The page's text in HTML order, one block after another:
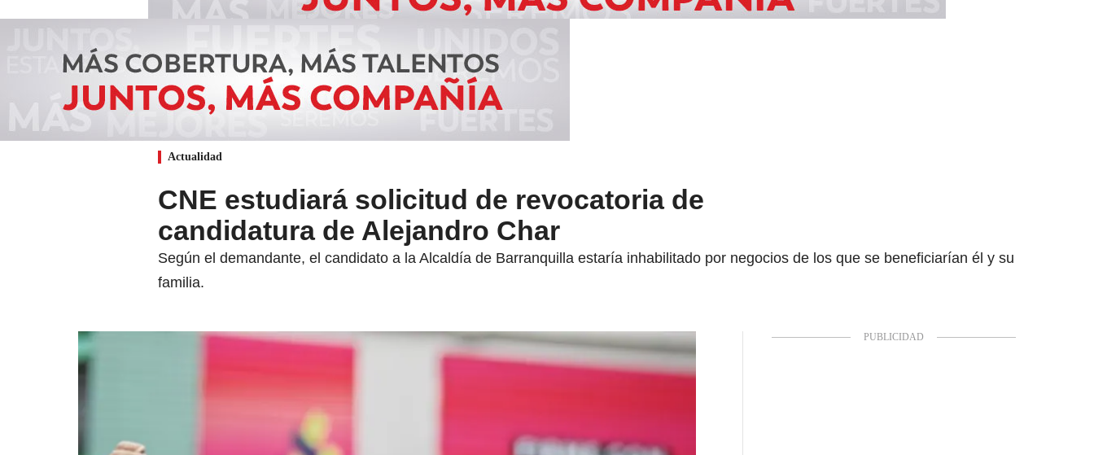
Actualidad
CNE estudiará solicitud de revocatoria de
candidatura de Alejandro Char
Según el demandante, el candidato a la Alcaldía de Barranquilla estaría inhabilitado por negocios de los que se beneficiarían él y su
familia.